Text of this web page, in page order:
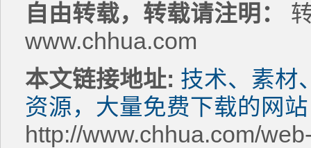
自由转载，转载请注明：
www.chhua.com
本文链接地址: 技术、素材
资源，大量免费下载的网站
http://www.chhua.com/